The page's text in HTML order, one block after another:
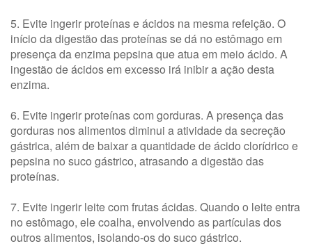
5. Evite ingerir proteínas e ácidos na mesma refeição. O
início da digestão das proteínas se dá no estômago em
presença da enzima pepsina que atua em meio ácido. A
ingestão de ácidos em excesso irá inibir a ação desta
enzima.
6. Evite ingerir proteínas com gorduras. A presença das
gorduras nos alimentos diminui a atividade da secreção
gástrica, além de baixar a quantidade de ácido clorídrico e
pepsina no suco gástrico, atrasando a digestão das
proteínas.
7. Evite ingerir leite com frutas ácidas. Quando o leite entra
no estômago, ele coalha, envolvendo as partículas dos
outros alimentos, isolando-os do suco gástrico.